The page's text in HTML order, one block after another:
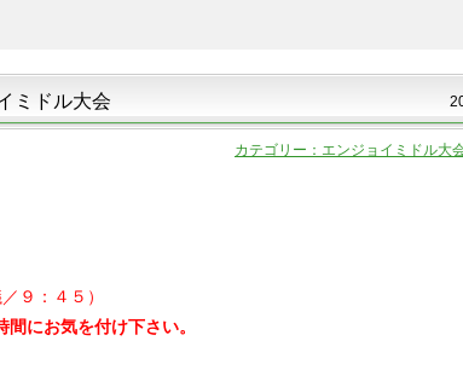
ミドル大会
カテゴリー：エンジョイミドル大
９：４５）
にお気を付け下さい。